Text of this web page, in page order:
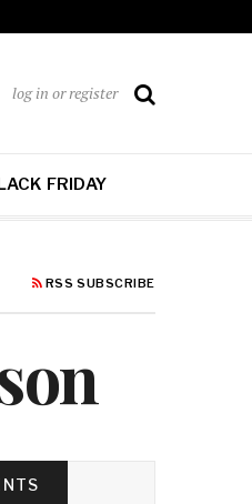
log in or register
FRIDAY
RSS SUBSCRIBE